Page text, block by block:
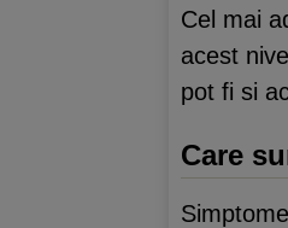
Cel mai
acest
pot fi si
Care